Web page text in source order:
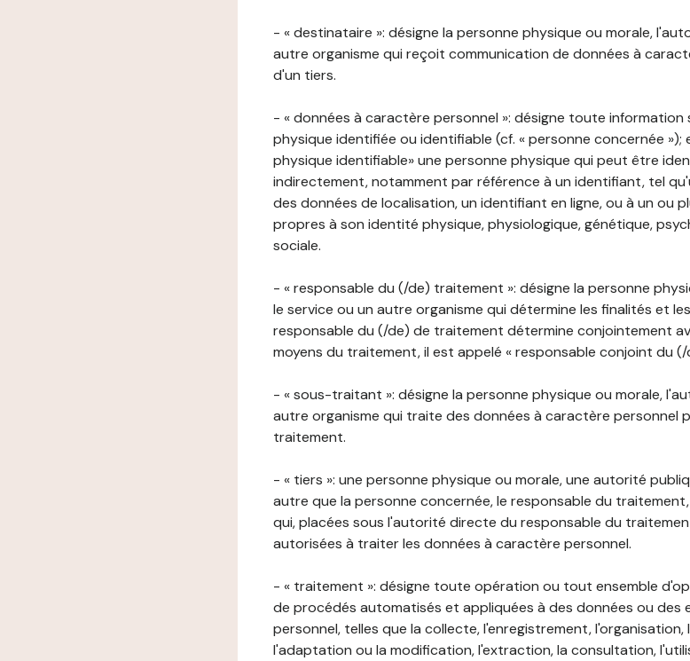
- « destinataire »: désigne la personne physique ou morale,
autre organisme qui reçoit communication de données à
d'un tiers.
- « données à caractère personnel »: désigne toute
physique identifiée ou identifiable (cf. « personne concernée
physique identifiable» une personne physique qui peut être
indirectement, notamment par référence à un identifiant, tel
des données de localisation, un identifiant en ligne, ou à un ou
propres à son identité physique, physiologique, génétique,
sociale.
- « responsable du (/de) traitement »: désigne la personne
le service ou un autre organisme qui détermine les finalités et
responsable du (/de) de traitement détermine conjointement
moyens du traitement, il est appelé « responsable conjoint du
- « sous-traitant »: désigne la personne physique ou morale,
autre organisme qui traite des données à caractère personnel
traitement.
- « tiers »: une personne physique ou morale, une autorité
autre que la personne concernée, le responsable du
qui, placées sous l'autorité directe du responsable du
autorisées à traiter les données à caractère personnel.
- « traitement »: désigne toute opération ou tout ensemble
de procédés automatisés et appliquées à des données ou des
personnel, telles que la collecte, l'enregistrement,
l'adaptation ou la modification, l'extraction, la consultation,